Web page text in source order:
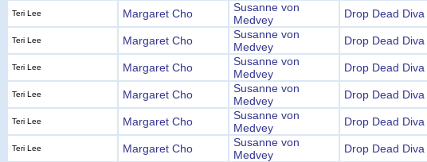
Teri Lee Margaret Cho
Susanne von
Medvey
Drop Dead Diva
Teri Lee Margaret Cho
Susanne von
Medvey
Drop Dead Diva
Teri Lee Margaret Cho
Susanne von
Medvey
Drop Dead Diva
Teri Lee Margaret Cho
Susanne von
Medvey
Drop Dead Diva
Teri Lee Margaret Cho
Susanne von
Medvey
Drop Dead Diva
Teri Lee Margaret Cho
Susanne von
Medvey
Drop Dead Diva